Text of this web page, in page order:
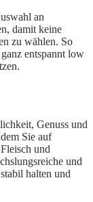
an
damit keine
zu wählen. So
entspannt low
Genuss und
Sie auf
und
und
halten und